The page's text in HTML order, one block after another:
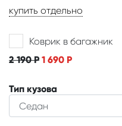
купить отдельно
Коврик в багажник
2 190Р 1 690 Р
Тип кузова